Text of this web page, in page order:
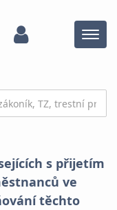
Menu
s přijetím
ve
těchto